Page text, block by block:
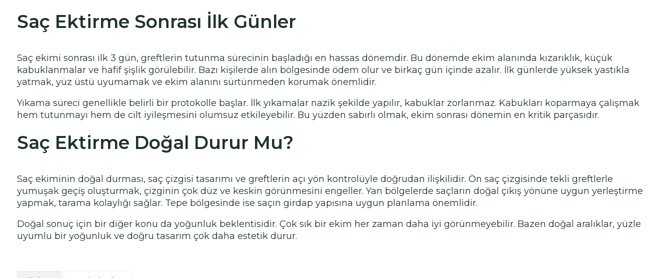
Saç Ektirme Sonrası İlk Günler
Saç ekimi sonrası ilk 3 gün, greftlerin tutunma sürecinin başladığı en hassas dönemdir. Bu dönemde ekim alanında kızarıklık, küçük
kabuklanmalar ve hafif şişlik görülebilir. Bazı kişilerde alın bölgesinde ödem olur ve birkaç gün içinde azalır. İlk günlerde yüksek yastıkla
yatmak, yüz üstü uyumamak ve ekim alanını sürtünmeden korumak önemlidir.
Yıkama süreci genellikle belirli bir protokolle başlar. İlk yıkamalar nazik şekilde yapılır, kabuklar zorlanmaz. Kabukları koparmaya çalışmak
hem tutunmayı hem de cilt iyileşmesini olumsuz etkileyebilir. Bu yüzden sabırlı olmak, ekim sonrası dönemin en kritik parçasıdır.
Saç Ektirme Doğal Durur Mu?
Saç ekiminin doğal durması, saç çizgisi tasarımı ve greftlerin açı yön kontrolüyle doğrudan ilişkilidir. Ön saç çizgisinde tekli greftlerle
yumuşak geçiş oluşturmak, çizginin çok düz ve keskin görünmesini engeller. Yan bölgelerde saçların doğal çıkış yönüne uygun yerleştirme
yapmak, tarama kolaylığı sağlar. Tepe bölgesinde ise saçın girdap yapısına uygun planlama önemlidir.
Doğal sonuç için bir diğer konu da yoğunluk beklentisidir. Çok sık bir ekim her zaman daha iyi görünmeyebilir. Bazen doğal aralıklar, yüzle
uyumlu bir yoğunluk ve doğru tasarım çok daha estetik durur.